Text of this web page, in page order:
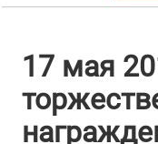
17 мая